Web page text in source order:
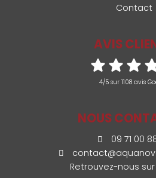
Contact
AVIS
4/5 sur 1108 avis
NOUS
09 71 00
Retrouvez-nous sur